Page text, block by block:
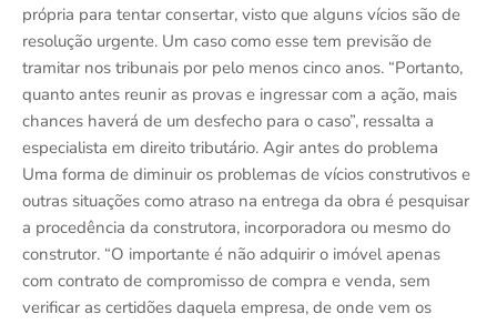
própria para tentar consertar, visto que alguns vícios são de
resolução urgente. Um caso como esse tem previsão de
tramitar nos tribunais por pelo menos cinco anos. “Portanto,
quanto antes reunir as provas e ingressar com a ação, mais
chances haverá de um desfecho para o caso”, ressalta a
especialista em direito tributário. Agir antes do problema
Uma forma de diminuir os problemas de vícios construtivos e
outras situações como atraso na entrega da obra é pesquisar
a procedência da construtora, incorporadora ou mesmo do
construtor. “O importante é não adquirir o imóvel apenas
com contrato de compromisso de compra e venda, sem
verificar as certidões daquela empresa, de onde vem os